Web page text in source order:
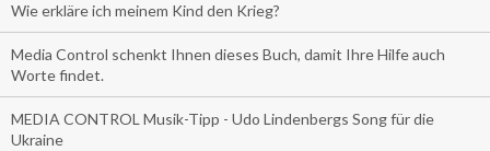
Wie erkläre ich meinem Kind den Krieg?
Media Control schenkt Ihnen dieses Buch, damit Ihre Hilfe auch
Worte findet.
MEDIA CONTROL Musik-Tipp - Udo Lindenbergs Song für die
Ukraine